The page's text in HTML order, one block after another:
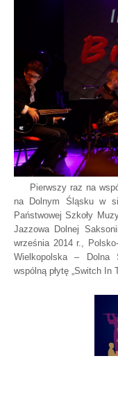
Pierwszy raz na
na Dolnym Śląsku w
Państwowej Szkoły
Jazzowa Dolnej
września 2014 r.,
Wielkopolska – Dolna
wspólną płytę „Switch In